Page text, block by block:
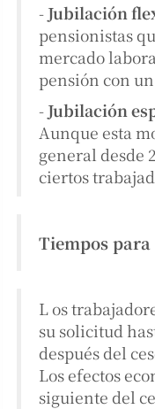
- Jubilación
pensionistas
mercado
pensión con
- Jubilación
Aunque esta
general desde
ciertos
Tiempos
L os
su solicitud
después del
Los efectos
siguiente del